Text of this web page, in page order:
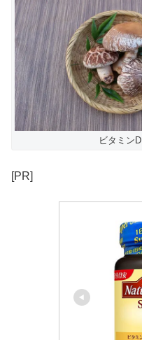
ビタミンD
[PR]